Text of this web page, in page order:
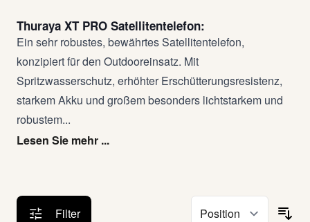
Thuraya XT PRO Satellitentelefon:
Ein sehr robustes, bewährtes Satellitentelefon,
konzipiert für den Outdooreinsatz. Mit
Spritzwasserschutz, erhöhter Erschütterungsresistenz,
starkem Akku und großem besonders lichtstarkem und
robustem...
Lesen Sie mehr ...
Filter